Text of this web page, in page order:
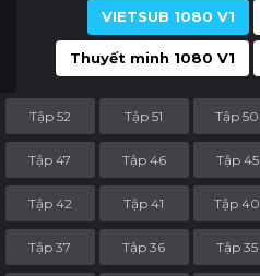
VIETSUB 1080 V1
Thuyết minh 1080 V1
Tập 52 Tập 51 Tập 50
Tập 47 Tập 46 Tập 45
Tập 42 Tập 41 Tập 40
Tập 37 Tập 36 Tập 35